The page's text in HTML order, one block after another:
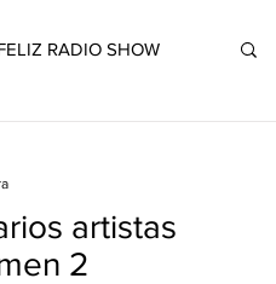
RADIO SHOW
artistas
2